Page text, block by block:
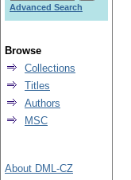
Advanced Search
Browse
Collections
Titles
Authors
MSC
About DML-CZ